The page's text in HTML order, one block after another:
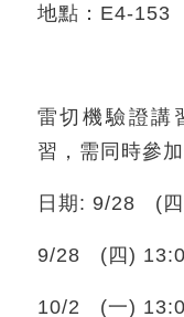
地點：E4-153
雷切機驗證講
習，需同時參
日期: 9/28 (
9/28 (四)
10/2 (一)